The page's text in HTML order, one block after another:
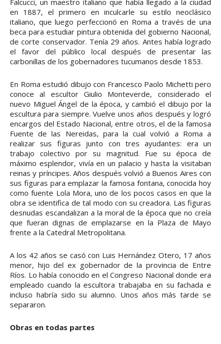
en 1887, el primero en inculcarle su estilo neoclásico
italiano, que luego perfeccionó en Roma a través de una
beca para estudiar pintura obtenida del gobierno Nacional,
de corte conservador. Tenía 29 años. Antes había logrado
el favor del público local después de presentar las
carbonillas de los gobernadores tucumanos desde 1853.
En Roma estudió dibujo con Francesco Paolo Michetti pero
conoce al escultor Giulio Monteverde, considerado el
nuevo Miguel Ángel de la época, y cambió el dibujo por la
escultura para siempre. Vuelve unos años después y logró
encargos del Estado Nacional, entre otros, el de la famosa
Fuente de las Nereidas, para la cual volvió a Roma a
realizar sus figuras junto con tres ayudantes: era un
trabajo colectivo por su magnitud. Fue su época de
máximo esplendor, vivía en un palacio y hasta la visitaban
reinas y príncipes. Años después volvió a Buenos Aires con
sus figuras para emplazar la famosa fontana, conocida hoy
como fuente Lola Mora, uno de los pocos casos en que la
obra se identifica de tal modo con su creadora. Las figuras
desnudas escandalizan a la moral de la época que no creía
que fueran dignas de emplazarse en la Plaza de Mayo
frente a la Catedral Metropolitana.
A los 42 años se casó con Luis Hernández Otero, 17 años
menor, hijo del ex gobernador de la provincia de Entre
Ríos. Lo había conocido en el Congreso Nacional donde era
empleado cuando la escultora trabajaba en su fachada e
incluso habría sido su alumno. Unos años más tarde se
separaron.
Obras en todas partes